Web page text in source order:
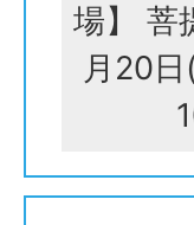
場】 菩
月20